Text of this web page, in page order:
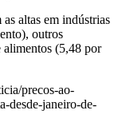
as altas em indústrias
outros
alimentos (5,48 por
precos-ao-
desde-janeiro-de-